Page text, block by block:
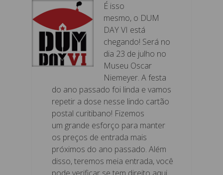
É isso
mesmo, o DUM
DAY VI está
chegando! Será no
dia 23 de julho no
Museu Oscar
Niemeyer. A festa
do ano passado foi linda e vamos
repetir a dose nesse lindo cartão
postal curitibano! Fizemos
um grande esforço para manter
os preços de entrada mais
próximos do ano passado. Além
disso, teremos meia entrada, você